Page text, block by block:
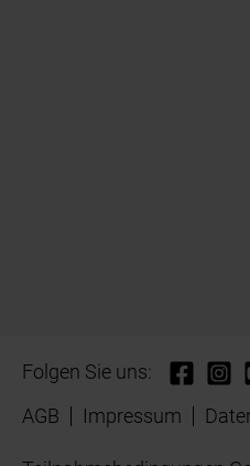
Folgen Sie uns:
AGB
Impressum